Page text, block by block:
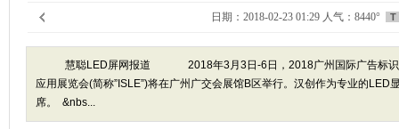
日期：2018-02-23 01:29 人气：8440° T
慧聪LED屏网报道 2018年3月3日-6日，2018广州国际广告标识
应用展览会(简称”ISLE”)将在广州广交会展馆B区举行。汉创作为专业的LED
席。 &nbs...